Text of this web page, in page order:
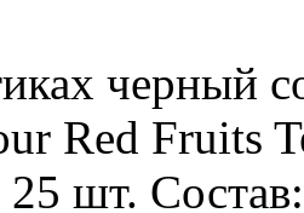
черный
Red Fruits
25 шт.